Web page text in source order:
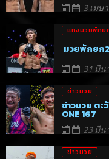
3 เมษ
แทงมวยพักย
มวยพักยก
31 มีน
ข่าวมวย
ข่าวมวย ต
ONE 167
23 มีน
ข่าวมวย